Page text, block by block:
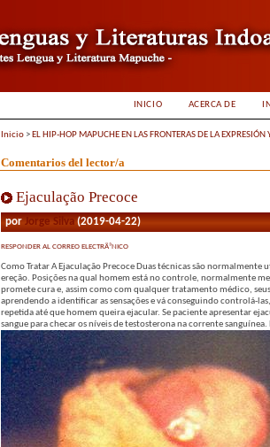
INICIO ACERCA DE
Inicio > EL HIP-HOP MAPUCHE EN LAS FRONTERAS DE LA EXPRESIÓN
Comentarios del lector/a
Ejaculação Precoce
porJorge Silva(2019-04-22)
RESPONDER AL CORREO ELECTRÃ³NICO
Como Tratar A Ejaculação Precoce Duas técnicas são
ereção. Posições na qual homem está no controle, normalmente
promete cura e, assim como com qualquer tratamento médico,
aprendendo a identificar as sensações e vá conseguindo controlá-
repetida até que homem queira ejacular. Se paciente apresentar
sangue para checar os níveis de testosterona na corrente